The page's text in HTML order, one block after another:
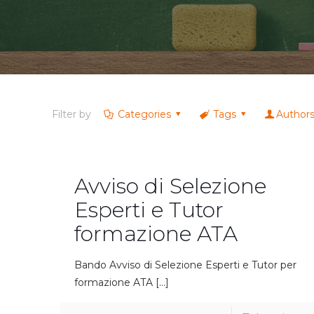
Filter by Categories Tags
Avviso di Selezione
Esperti e Tutor
formazione ATA
Bando Avviso di Selezione Esperti e Tutor per
formazione ATA […]